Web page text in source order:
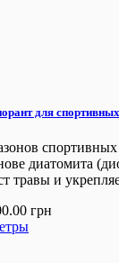
для
диатомита
травы и
грн